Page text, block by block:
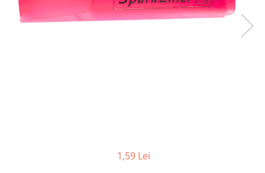
Intretinere masina de spalat
1,59 Lei